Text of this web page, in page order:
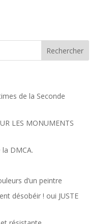
de la Seconde
LES MONUMENTS
DMCA.
d’un peintre
désobéir ! oui JUSTE